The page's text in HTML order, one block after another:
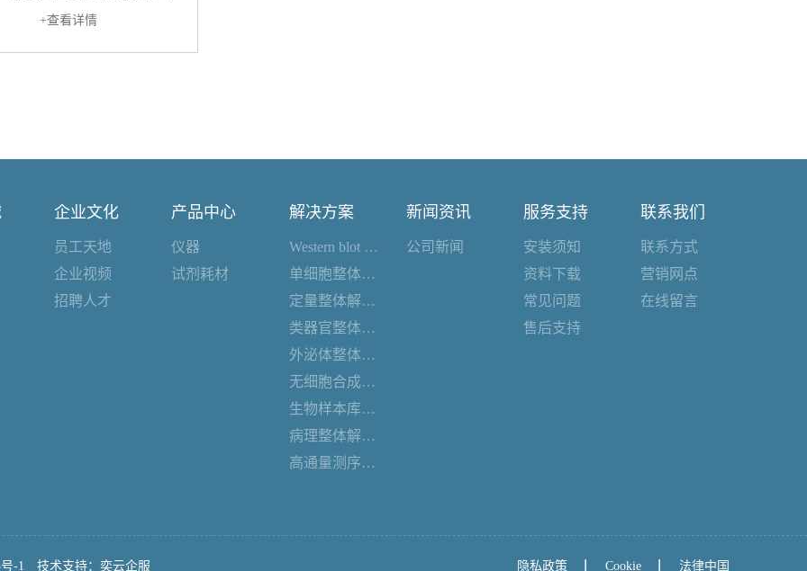
+查看详情
企业文化
员工天地
企业视频
招聘人才
产品中心
仪器
试剂耗材
解决方案
Western blot 整体解决方案
单细胞整体解决方案
定量整体解决方案
类器官整体解决方案
外泌体整体解决方案
无细胞合成整体解决方案
生物样本库整体解决方案
病理整体解决方案
高通量测序整体解决方案
新闻资讯
公司新闻
服务支持
安装须知
资料下载
常见问题
售后支持
联系我们
联系方式
营销网点
在线留言
-1 技术支持： 奕云企服 隐私政策 Cookie 法律中国